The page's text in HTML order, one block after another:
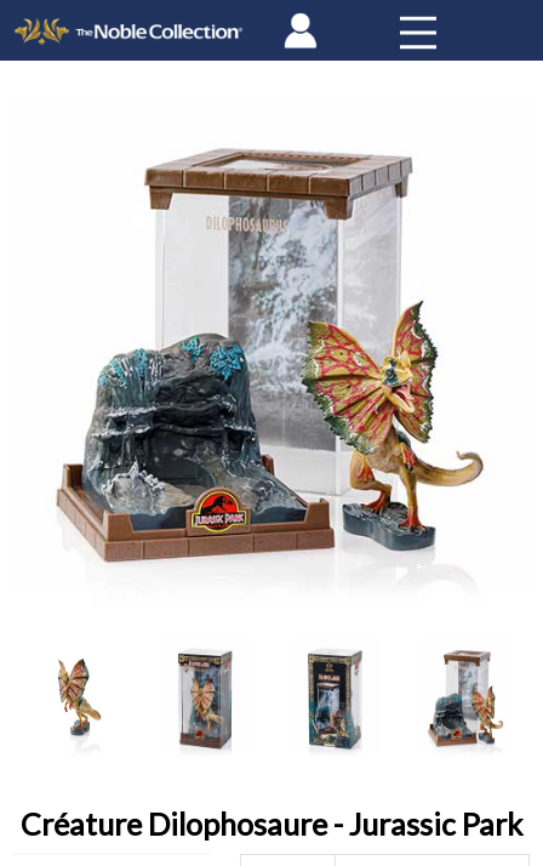
Créature Dilophosaure - Jurassic Park
Panneau de gestion des cookies